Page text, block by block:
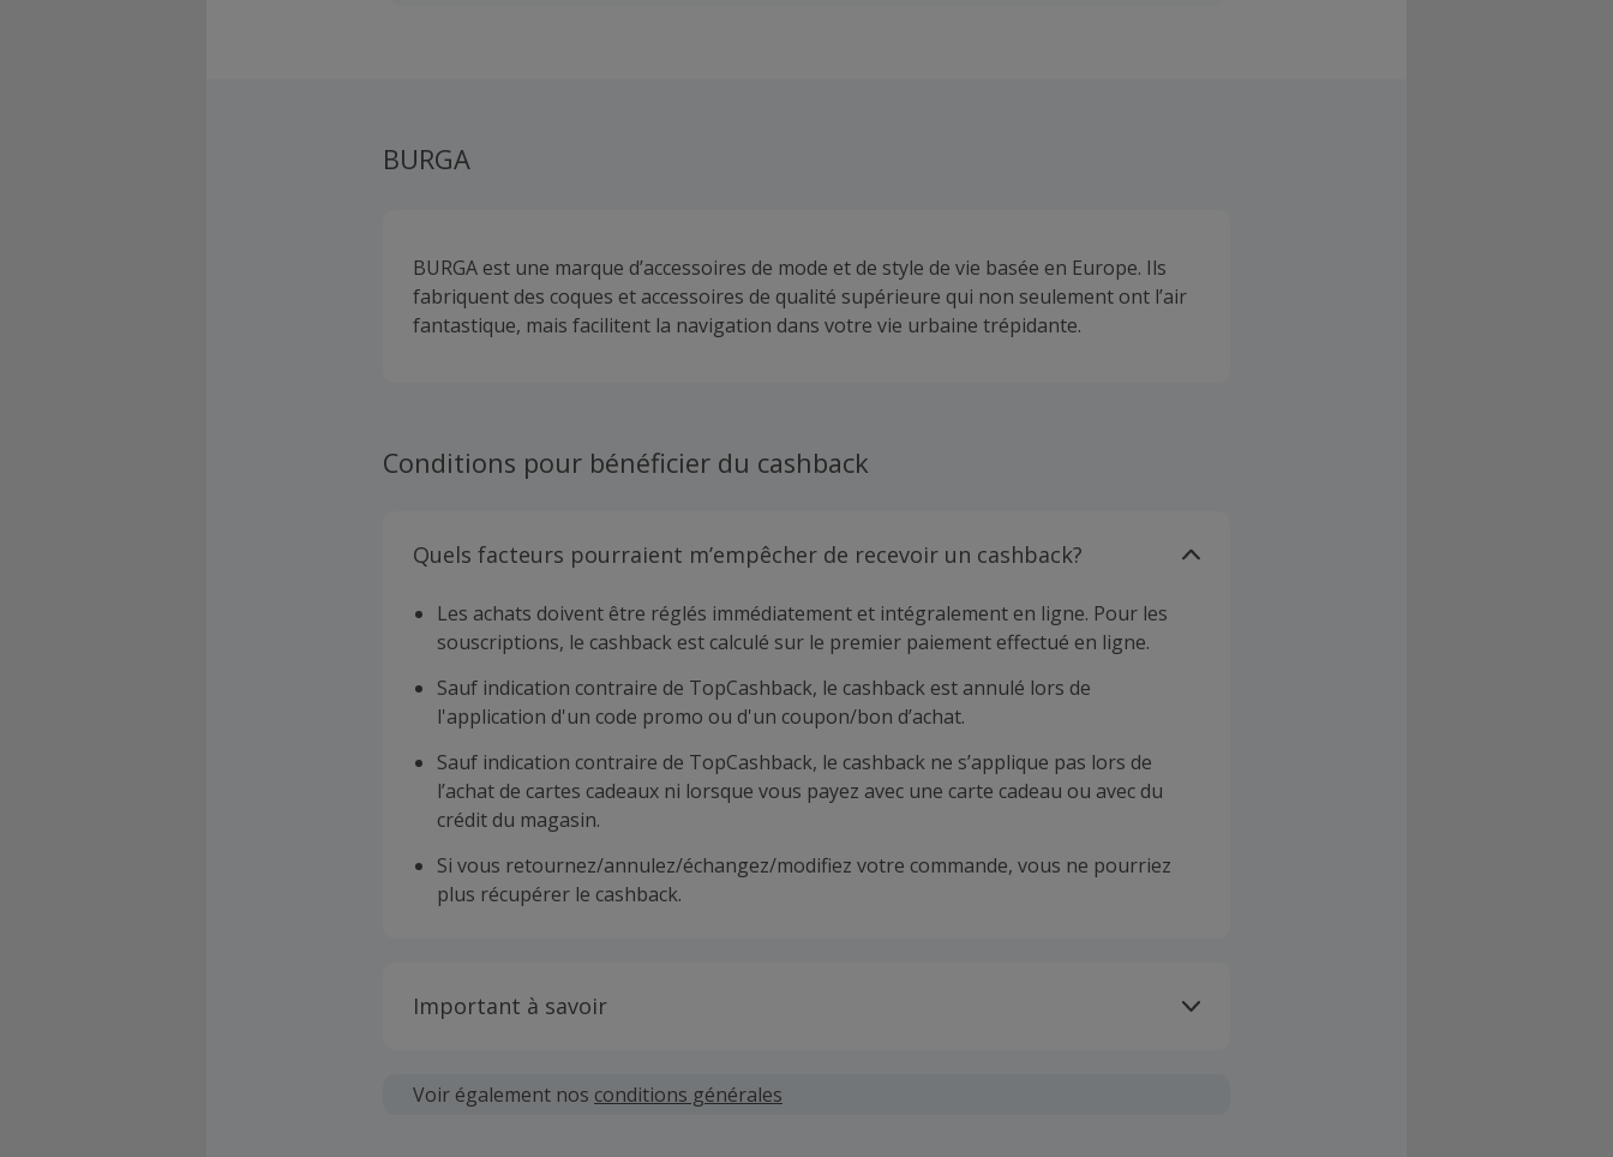
BURGA
BURGA est une marque d’accessoires de mode et de style de vie basée en Europe. Ils
fabriquent des coques et accessoires de qualité supérieure qui non seulement ont l’air
fantastique, mais facilitent la navigation dans votre vie urbaine trépidante.
Conditions pour bénéficier du cashback
Quels facteurs pourraient m’empêcher de recevoir un cashback?
Les achats doivent être réglés immédiatement et intégralement en ligne. Pour les
souscriptions, le cashback est calculé sur le premier paiement effectué en ligne.
Sauf indication contraire de TopCashback, le cashback est annulé lors de
l'application d'un code promo ou d'un coupon/bon d’achat.
Sauf indication contraire de TopCashback, le cashback ne s’applique pas lors de
l’achat de cartes cadeaux ni lorsque vous payez avec une carte cadeau ou avec du
crédit du magasin.
Si vous retournez/annulez/échangez/modifiez votre commande, vous ne pourriez
plus récupérer le cashback.
Important à savoir
soumises au plus tard dans les 100 jours qui suivent la date d'achat.
Voir également nos conditions générales